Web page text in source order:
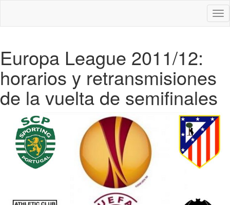
Europa League 2011/12:
horarios y retransmisiones
de la vuelta de semifinales